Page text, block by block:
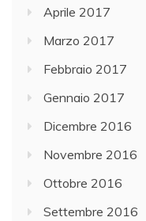
Aprile 2017
Marzo 2017
Febbraio 2017
Gennaio 2017
Dicembre 2016
Novembre 2016
Ottobre 2016
Settembre 2016